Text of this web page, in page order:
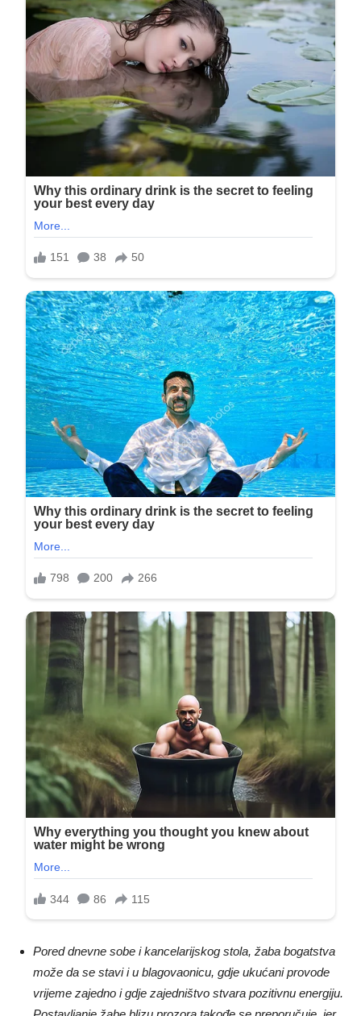
Pored dnevne sobe i kancelarijskog stola, žaba bogatstva
može da se stavi i u blagovaonicu, gdje ukućani provode
vrijeme zajedno i gdje zajedništvo stvara pozitivnu energiju.